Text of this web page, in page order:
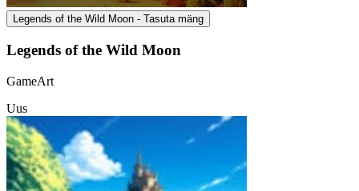
Legends of the Wild Moon - Tasuta mäng
Legends of the Wild Moon
GameArt
Uus